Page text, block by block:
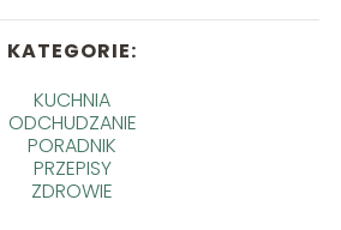
KATEGORIE:
KUCHNIA
ODCHUDZANIE
PORADNIK
PRZEPISY
ZDROWIE